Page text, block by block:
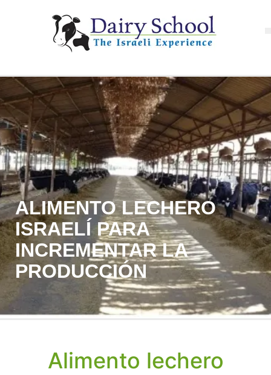
ALIMENTO LECHERO
ISRAELÍ PARA
INCREMENTAR LA
PRODUCCIÓN
Alimento lechero